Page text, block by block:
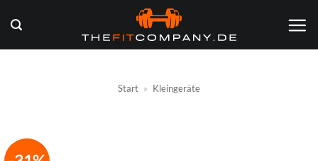
Inhalt
springen
Start » Kleingeräte